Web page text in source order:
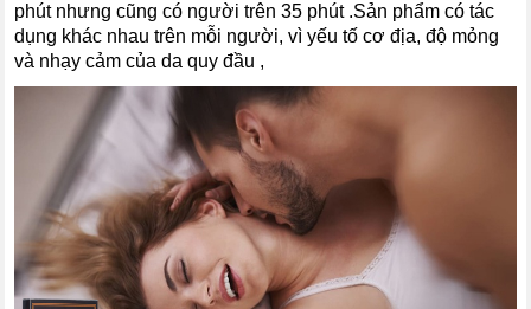
phút nhưng cũng có người trên 35 phút .Sản phẩm có tác
dụng khác nhau trên mỗi người, vì yếu tố cơ địa, độ mỏng
và nhạy cảm của da quy đầu ,